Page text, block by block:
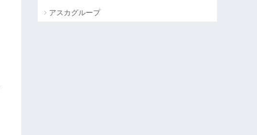
アスカグループ